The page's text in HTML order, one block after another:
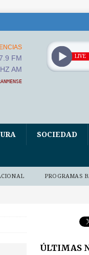
FM
AM
LIVE
SOCIEDAD
PROGRAMAS
ÚLTIMAS